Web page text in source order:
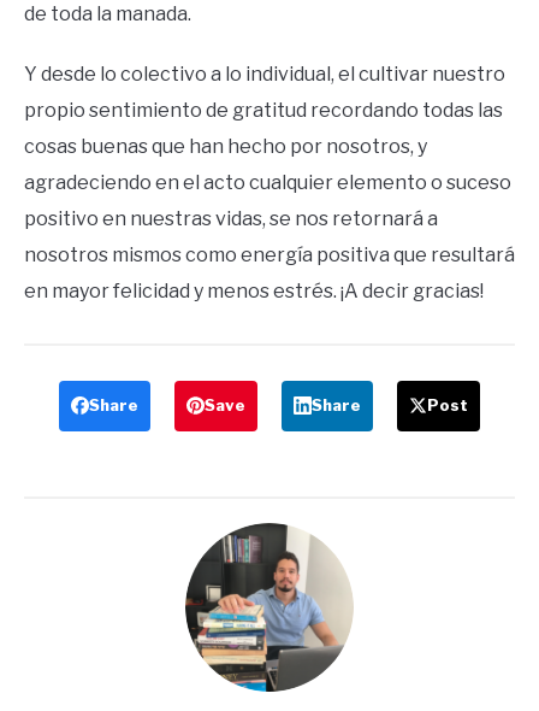
de toda la manada.
Y desde lo colectivo a lo individual, el cultivar nuestro
propio sentimiento de gratitud recordando todas las
cosas buenas que han hecho por nosotros, y
agradeciendo en el acto cualquier elemento o suceso
positivo en nuestras vidas, se nos retornará a
nosotros mismos como energía positiva que resultará
en mayor felicidad y menos estrés. ¡A decir gracias!
Share Save Share Post